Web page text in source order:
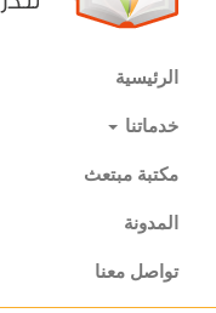
الرئيسية
خدماتنا
مكتبة مبتعث
المدونة
تواصل معنا